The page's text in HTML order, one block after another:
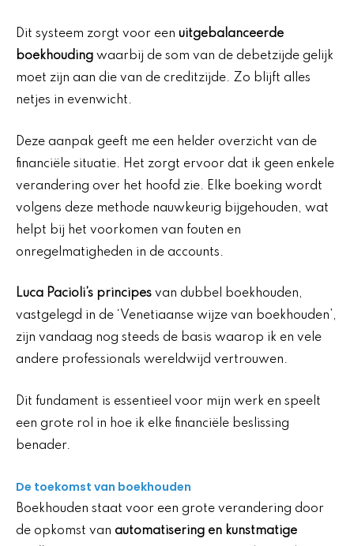
Dit systeem zorgt voor een uitgebalanceerde
boekhouding waarbij de som van de debetzijde gelijk
moet zijn aan die van de creditzijde. Zo blijft alles
netjes in evenwicht.
Deze aanpak geeft me een helder overzicht van de
financiële situatie. Het zorgt ervoor dat ik geen enkele
verandering over het hoofd zie. Elke boeking wordt
volgens deze methode nauwkeurig bijgehouden, wat
helpt bij het voorkomen van fouten en
onregelmatigheden in de accounts.
Luca Pacioli’s principes van dubbel boekhouden,
vastgelegd in de ‘Venetiaanse wijze van boekhouden’,
zijn vandaag nog steeds de basis waarop ik en vele
andere professionals wereldwijd vertrouwen.
Dit fundament is essentieel voor mijn werk en speelt
een grote rol in hoe ik elke financiële beslissing
benader.
De toekomst van boekhouden
Boekhouden staat voor een grote verandering door
de opkomst van automatisering en kunstmatige